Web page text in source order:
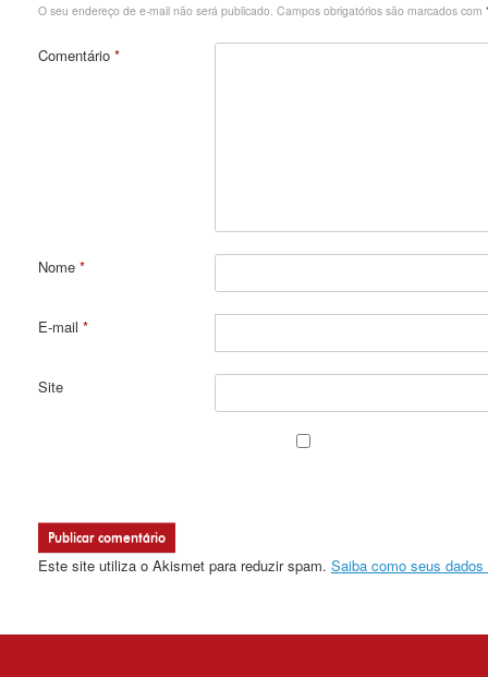
O seu endereço de e-mail não será publicado. Campos obrigatórios são marcados com
Comentário *
Nome *
E-mail *
Site
Este site utiliza o Akismet para reduzir spam. Saiba como seus